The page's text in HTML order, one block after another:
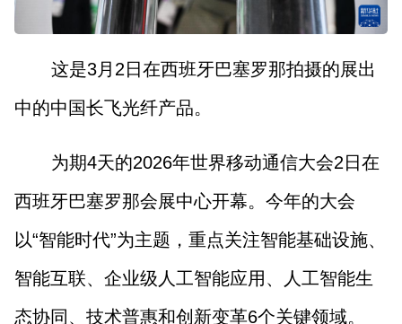
这是3月2日在西班牙巴塞罗那拍摄的展出
中的中国长飞光纤产品。
为期4天的2026年世界移动通信大会2日在
西班牙巴塞罗那会展中心开幕。今年的大会
以“智能时代”为主题，重点关注智能基础设施、
智能互联、企业级人工智能应用、人工智能生
态协同、技术普惠和创新变革6个关键领域。